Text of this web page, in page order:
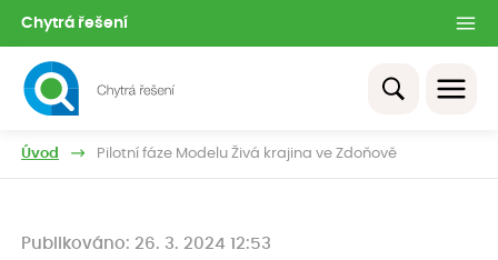
Chytrá řešení
Úvod Pilotní fáze Modelu Živá krajina ve Zdoňově
Publikováno: 26. 3. 2024 12:53